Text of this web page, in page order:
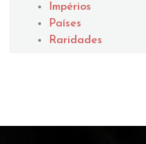
Impérios
Países
Raridades